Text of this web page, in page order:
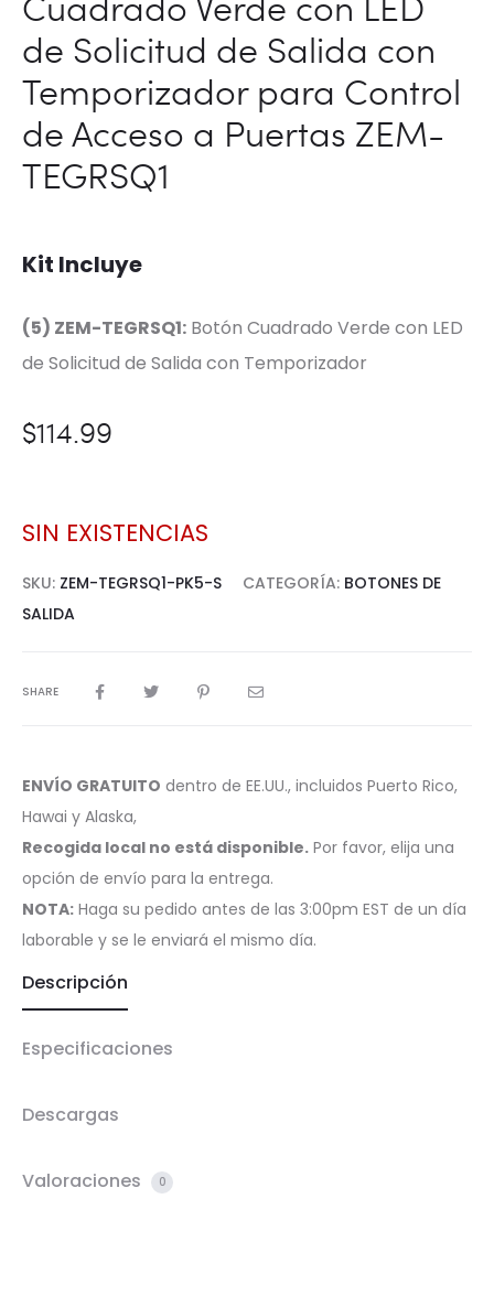
de Solicitud de Salida con
Temporizador para Control
de Acceso a Puertas ZEM-
TEGRSQ1
Kit Incluye
(5) ZEM-TEGRSQ1: Botón Cuadrado Verde con LED
de Solicitud de Salida con Temporizador
$114.99
SIN EXISTENCIAS
SKU: ZEM-TEGRSQ1-PK5-S CATEGORÍA: BOTONES DE
SALIDA
SHARE
ENVÍO GRATUITO dentro de EE.UU., incluidos Puerto Rico,
Hawai y Alaska,
Recogida local no está disponible. Por favor, elija una
opción de envío para la entrega.
NOTA: Haga su pedido antes de las 3:00pm EST de un día
laborable y se le enviará el mismo día.
Descripción
Especificaciones
Descargas
Valoraciones 0